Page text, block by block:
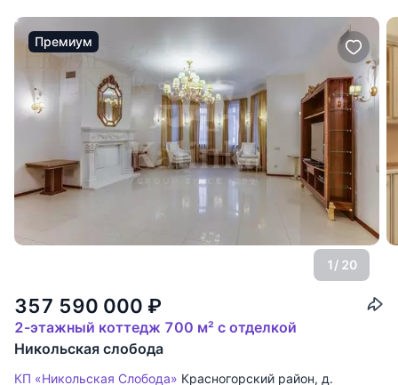
Премиум
1/ 20
357 590 000 ₽
2-этажный коттедж 700 м² с отделкой
Никольская слобода
КП «Никольская Слобода» Красногорский район, д.